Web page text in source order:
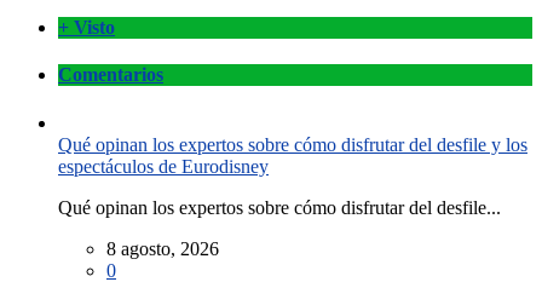
+ Visto
Comentarios
Qué opinan los expertos sobre cómo disfrutar del desfile y los
espectáculos de Eurodisney
Qué opinan los expertos sobre cómo disfrutar del desfile...
8 agosto, 2026
0